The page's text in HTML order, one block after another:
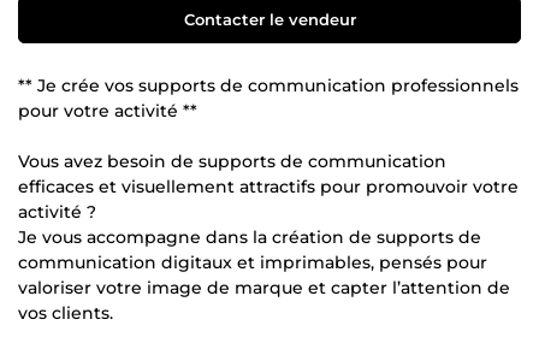
Contacter le vendeur
** Je crée vos supports de communication professionnels
pour votre activité **
Vous avez besoin de supports de communication
efficaces et visuellement attractifs pour promouvoir votre
activité ?
Je vous accompagne dans la création de supports de
communication digitaux et imprimables, pensés pour
valoriser votre image de marque et capter l’attention de
vos clients.